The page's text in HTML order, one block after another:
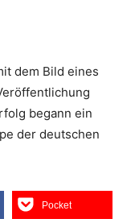
dem Bild eines
begann ein
der deutschen
Pocket